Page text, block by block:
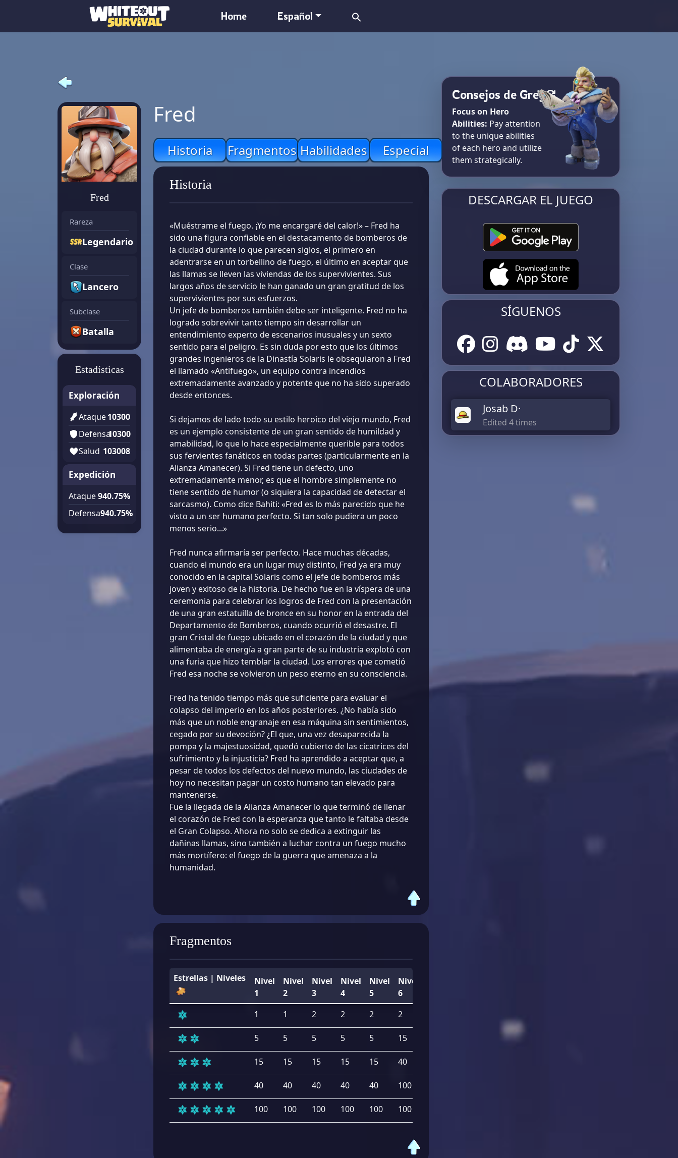
Home Español
Fred
Rareza
Legendario
Clase
Lancero
Subclase
Batalla
Estadísticas
Exploración
Ataque10300
Defensa10300
Salud 103008
Expedición
Ataque940.75%
Defensa940.75%
Fred
Historia Fragmentos Habilidades Especial
Historia
«Muéstrame el fuego. ¡Yo me encargaré del calor!» – Fred ha
sido una figura confiable en el destacamento de bomberos de
la ciudad durante lo que parecen siglos, el primero en
adentrarse en un torbellino de fuego, el último en aceptar que
las llamas se lleven las viviendas de los supervivientes. Sus
largos años de servicio le han ganado un gran gratitud de los
supervivientes por sus esfuerzos.
Un jefe de bomberos también debe ser inteligente. Fred no ha
logrado sobrevivir tanto tiempo sin desarrollar un
entendimiento experto de escenarios inusuales y un sexto
sentido para el peligro. Es sin duda por esto que los últimos
grandes ingenieros de la Dinastía Solaris le obsequiaron a Fred
el llamado «Antifuego», un equipo contra incendios
extremadamente avanzado y potente que no ha sido superado
desde entonces.
Si dejamos de lado todo su estilo heroico del viejo mundo, Fred
es un ejemplo consistente de un gran sentido de humildad y
amabilidad, lo que lo hace especialmente querible para todos
sus fervientes fanáticos en todas partes (particularmente en la
Alianza Amanecer). Si Fred tiene un defecto, uno
extremadamente menor, es que el hombre simplemente no
tiene sentido de humor (o siquiera la capacidad de detectar el
sarcasmo). Como dice Bahiti: «Fred es lo más parecido que he
visto a un ser humano perfecto. Si tan solo pudiera un poco
menos serio...»
Fred nunca afirmaría ser perfecto. Hace muchas décadas,
cuando el mundo era un lugar muy distinto, Fred ya era muy
conocido en la capital Solaris como el jefe de bomberos más
joven y exitoso de la historia. De hecho fue en la víspera de una
ceremonia para celebrar los logros de Fred con la presentación
de una gran estatuilla de bronce en su honor en la entrada del
Departamento de Bomberos, cuando ocurrió el desastre. El
gran Cristal de fuego ubicado en el corazón de la ciudad y que
alimentaba de energía a gran parte de su industria explotó con
una furia que hizo temblar la ciudad. Los errores que cometió
Fred esa noche se volvieron un peso eterno en su consciencia.
Fred ha tenido tiempo más que suficiente para evaluar el
colapso del imperio en los años posteriores. ¿No había sido
más que un noble engranaje en esa máquina sin sentimientos,
cegado por su devoción? ¿El que, una vez desaparecida la
pompa y la majestuosidad, quedó cubierto de las cicatrices del
sufrimiento y la injusticia? Fred ha aprendido a aceptar que, a
pesar de todos los defectos del nuevo mundo, las ciudades de
hoy no necesitan pagar un costo humano tan elevado para
mantenerse.
Fue la llegada de la Alianza Amanecer lo que terminó de llenar
el corazón de Fred con la esperanza que tanto le faltaba desde
el Gran Colapso. Ahora no solo se dedica a extinguir las
dañinas llamas, sino también a luchar contra un fuego mucho
más mortífero: el fuego de la guerra que amenaza a la
humanidad.
Fragmentos
Estrellas | Niveles
Nivel
1
Nivel
2
Nivel
3
Nivel
4
Nivel
5
Nivel
6
1
1 2 2 2 2
5 5 5 5 5 15
15 15 15 15 15 40
40 40 40 40 40 100
100 100 100 100 100 100
Consejos de Greg
Focus on Hero
Abilities: Pay attention
to the unique abilities
of each hero and utilize
them strategically.
DESCARGAR EL JUEGO
SÍGUENOS
COLABORADORES
Josab D·
Edited 4 times